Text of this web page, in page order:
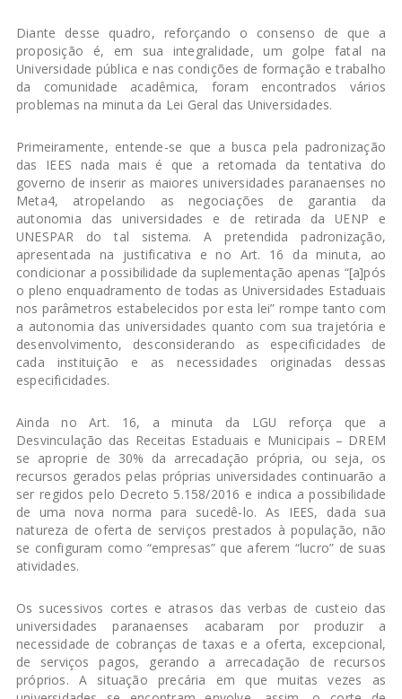
Diante desse quadro, reforçando o consenso de que a
proposição é, em sua integralidade, um golpe fatal na
Universidade pública e nas condições de formação e trabalho
da comunidade acadêmica, foram encontrados vários
problemas na minuta da Lei Geral das Universidades.
Primeiramente, entende-se que a busca pela padronização
das IEES nada mais é que a retomada da tentativa do
governo de inserir as maiores universidades paranaenses no
Meta4, atropelando as negociações de garantia da
autonomia das universidades e de retirada da UENP e
UNESPAR do tal sistema. A pretendida padronização,
apresentada na justificativa e no Art. 16 da minuta, ao
condicionar a possibilidade da suplementação apenas “[a]pós
o pleno enquadramento de todas as Universidades Estaduais
nos parâmetros estabelecidos por esta lei” rompe tanto com
a autonomia das universidades quanto com sua trajetória e
desenvolvimento, desconsiderando as especificidades de
cada instituição e as necessidades originadas dessas
especificidades.
Ainda no Art. 16, a minuta da LGU reforça que a
Desvinculação das Receitas Estaduais e Municipais – DREM
se aproprie de 30% da arrecadação própria, ou seja, os
recursos gerados pelas próprias universidades continuarão a
ser regidos pelo Decreto 5.158/2016 e indica a possibilidade
de uma nova norma para sucedê-lo. As IEES, dada sua
natureza de oferta de serviços prestados à população, não
se configuram como “empresas” que aferem “lucro” de suas
atividades.
Os sucessivos cortes e atrasos das verbas de custeio das
universidades paranaenses acabaram por produzir a
necessidade de cobranças de taxas e a oferta, excepcional,
de serviços pagos, gerando a arrecadação de recursos
próprios. A situação precária em que muitas vezes as